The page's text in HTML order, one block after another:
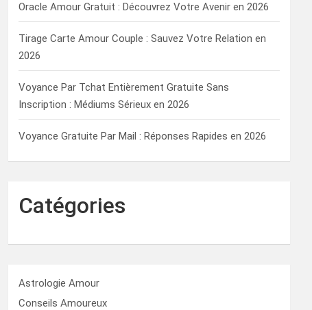
Oracle Amour Gratuit : Découvrez Votre Avenir en 2026
Tirage Carte Amour Couple : Sauvez Votre Relation en
2026
Voyance Par Tchat Entièrement Gratuite Sans
Inscription : Médiums Sérieux en 2026
Voyance Gratuite Par Mail : Réponses Rapides en 2026
Catégories
Astrologie Amour
Conseils Amoureux